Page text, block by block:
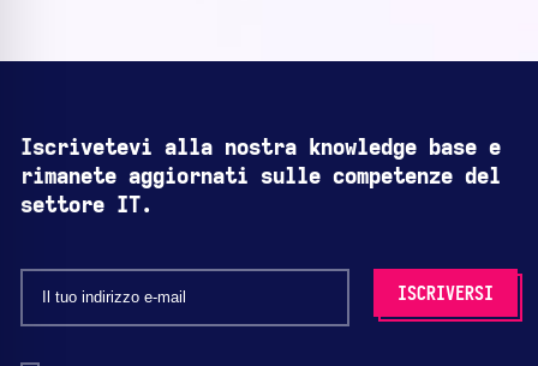
Iscrivetevi alla nostra knowledge base e
rimanete aggiornati sulle competenze del
settore IT.